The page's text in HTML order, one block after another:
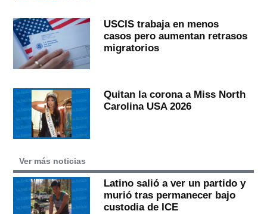
USCIS trabaja en menos
casos pero aumentan retrasos
migratorios
Quitan la corona a Miss North
Carolina USA 2026
Ver más noticias
Latino salió a ver un partido y
murió tras permanecer bajo
custodia de ICE